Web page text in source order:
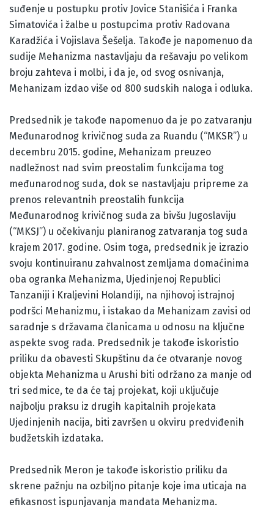
suđenje u postupku protiv Jovice Stanišića i Franka
Simatovića i žalbe u postupcima protiv Radovana
Karadžića i Vojislava Šešelja. Takođe je napomenuo da
sudije Mehanizma nastavljaju da rešavaju po velikom
broju zahteva i molbi, i da je, od svog osnivanja,
Mehanizam izdao više od 800 sudskih naloga i odluka.
Predsednik je takođe napomenuo da je po zatvaranju
Međunarodnog krivičnog suda za Ruandu (“MKSR”) u
decembru 2015. godine, Mehanizam preuzeo
nadležnost nad svim preostalim funkcijama tog
međunarodnog suda, dok se nastavljaju pripreme za
prenos relevantnih preostalih funkcija
Međunarodnog krivičnog suda za bivšu Jugoslaviju
(“MKSJ”) u očekivanju planiranog zatvaranja tog suda
krajem 2017. godine. Osim toga, predsednik je izrazio
svoju kontinuiranu zahvalnost zemljama domaćinima
oba ogranka Mehanizma, Ujedinjenoj Republici
Tanzaniji i Kraljevini Holandiji, na njihovoj istrajnoj
podršci Mehanizmu, i istakao da Mehanizam zavisi od
saradnje s državama članicama u odnosu na ključne
aspekte svog rada. Predsednik je takođe iskoristio
priliku da obavesti Skupštinu da će otvaranje novog
objekta Mehanizma u Arushi biti održano za manje od
tri sedmice, te da će taj projekat, koji uključuje
najbolju praksu iz drugih kapitalnih projekata
Ujedinjenih nacija, biti završen u okviru predviđenih
budžetskih izdataka.
Predsednik Meron je takođe iskoristio priliku da
skrene pažnju na ozbiljno pitanje koje ima uticaja na
efikasnost ispunjavanja mandata Mehanizma.